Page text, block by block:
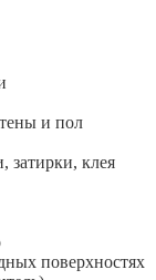
и пол
затирки, клея
поверхностях